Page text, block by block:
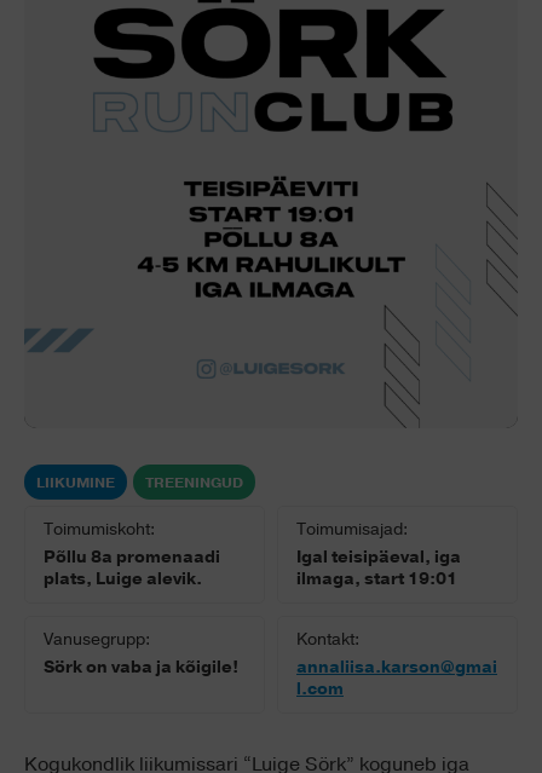
LIIKUMINE TREENINGUD
Toimumiskoht:
Põllu 8a promenaadi
plats, Luige alevik.
Toimumisajad:
Igal teisipäeval, iga
ilmaga, start 19:01
Vanusegrupp:
Sörk on vaba ja kõigile!
Kontakt:
annaliisa.karson@gmai
l.com
Kogukondlik liikumissari “Luige Sörk” koguneb iga